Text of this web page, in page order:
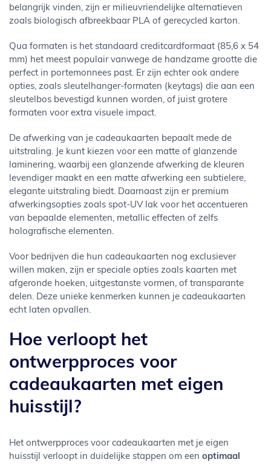
belangrijk vinden, zijn er milieuvriendelijke alternatieven
zoals biologisch afbreekbaar PLA of gerecycled karton.
Qua formaten is het standaard creditcardformaat (85,6 x 54
mm) het meest populair vanwege de handzame grootte die
perfect in portemonnees past. Er zijn echter ook andere
opties, zoals sleutelhanger-formaten (keytags) die aan een
sleutelbos bevestigd kunnen worden, of juist grotere
formaten voor extra visuele impact.
De afwerking van je cadeaukaarten bepaalt mede de
uitstraling. Je kunt kiezen voor een matte of glanzende
laminering, waarbij een glanzende afwerking de kleuren
levendiger maakt en een matte afwerking een subtielere,
elegante uitstraling biedt. Daarnaast zijn er premium
afwerkingsopties zoals spot-UV lak voor het accentueren
van bepaalde elementen, metallic effecten of zelfs
holografische elementen.
Voor bedrijven die hun cadeaukaarten nog exclusiever
willen maken, zijn er speciale opties zoals kaarten met
afgeronde hoeken, uitgestanste vormen, of transparante
delen. Deze unieke kenmerken kunnen je cadeaukaarten
echt laten opvallen.
Hoe verloopt het
ontwerpproces voor
cadeaukaarten met eigen
huisstijl?
Het ontwerpproces voor cadeaukaarten met je eigen
huisstijl verloopt in duidelijke stappen om een optimaal